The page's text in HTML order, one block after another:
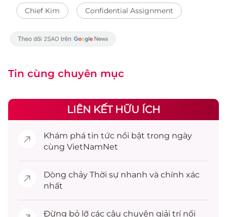
Chief Kim Confidential Assignment
Tin cùng chuyên mục
LIÊN KẾT HỮU ÍCH
Khám phá tin tức nổi bật trong ngày
cùng VietNamNet
Dòng chảy Thời sự nhanh và chính xác
nhất
Đừng bỏ lỡ các câu chuyện giải trínổi